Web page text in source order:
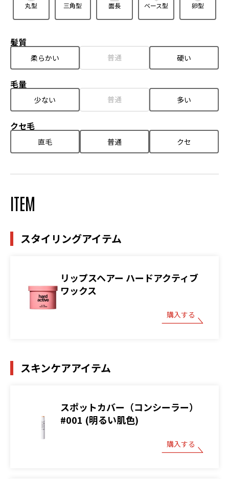
丸型 三角型 面長 ベース型 卵型
髪質
柔らかい 普通 硬い
毛量
少ない 普通 多い
クセ毛
直毛 普通 クセ
ITEM
スタイリングアイテム
リップスヘアー ハードアクティブ
ワックス
購入する
スキンケアアイテム
スポットカバー（コンシーラー）
#001 (明るい肌色)
購入する